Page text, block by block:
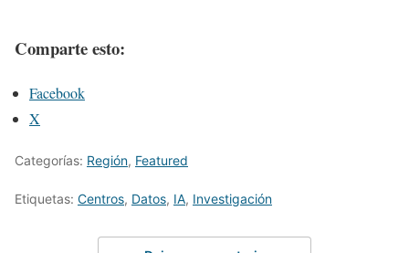
Comparte esto:
Facebook
X
Categorías: Región, Featured
Etiquetas: Centros, Datos, IA, Investigación